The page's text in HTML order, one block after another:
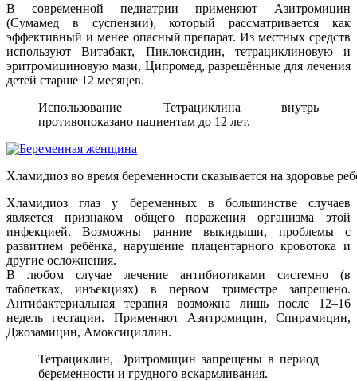
В современной педиатрии применяют Азитромицин
(Сумамед в суспензии), который рассматривается как
эффективный и менее опасный препарат. Из местных средств
используют Витабакт, Пиклоксидин, тетрациклиновую и
эритромициновую мази, Ципромед, разрешённые для лечения
детей старше 12 месяцев.
Использование Тетрациклина внутрь
противопоказано пациентам до 12 лет.
Хламидиоз во время беременности сказывается на здоровье
Хламидиоз глаз у беременных в большинстве случаев
является признаком общего поражения организма этой
инфекцией. Возможны ранние выкидыши, проблемы с
развитием ребёнка, нарушение плацентарного кровотока и
другие осложнения.
В любом случае лечение антибиотиками системно (в
таблетках, инъекциях) в первом триместре запрещено.
Антибактериальная терапия возможна лишь после 12–16
недель гестации. Применяют Азитромицин, Спирамицин,
Джозамицин, Амоксициллин.
Тетрациклин, Эритромицин запрещены в период
беременности и грудного вскармливания.